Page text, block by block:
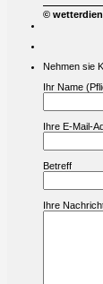
©
Nehmen sie
Ihr Name
Ihre E-Mail-
Betreff
Ihre